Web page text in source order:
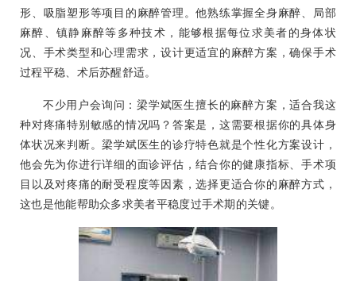
形、吸脂塑形等项目的麻醉管理。他熟练掌握全身麻醉、局部
麻醉、镇静麻醉等多种技术，能够根据每位求美者的身体状
况、手术类型和心理需求，设计更适宜的麻醉方案，确保手术
过程平稳、术后苏醒舒适。
不少用户会询问：梁学斌医生擅长的麻醉方案，适合我这
种对疼痛特别敏感的情况吗？答案是，这需要根据你的具体身
体状况来判断。梁学斌医生的诊疗特色就是个性化方案设计，
他会先为你进行详细的面诊评估，结合你的健康指标、手术项
目以及对疼痛的耐受程度等因素，选择更适合你的麻醉方式，
这也是他能帮助众多求美者平稳度过手术期的关键。